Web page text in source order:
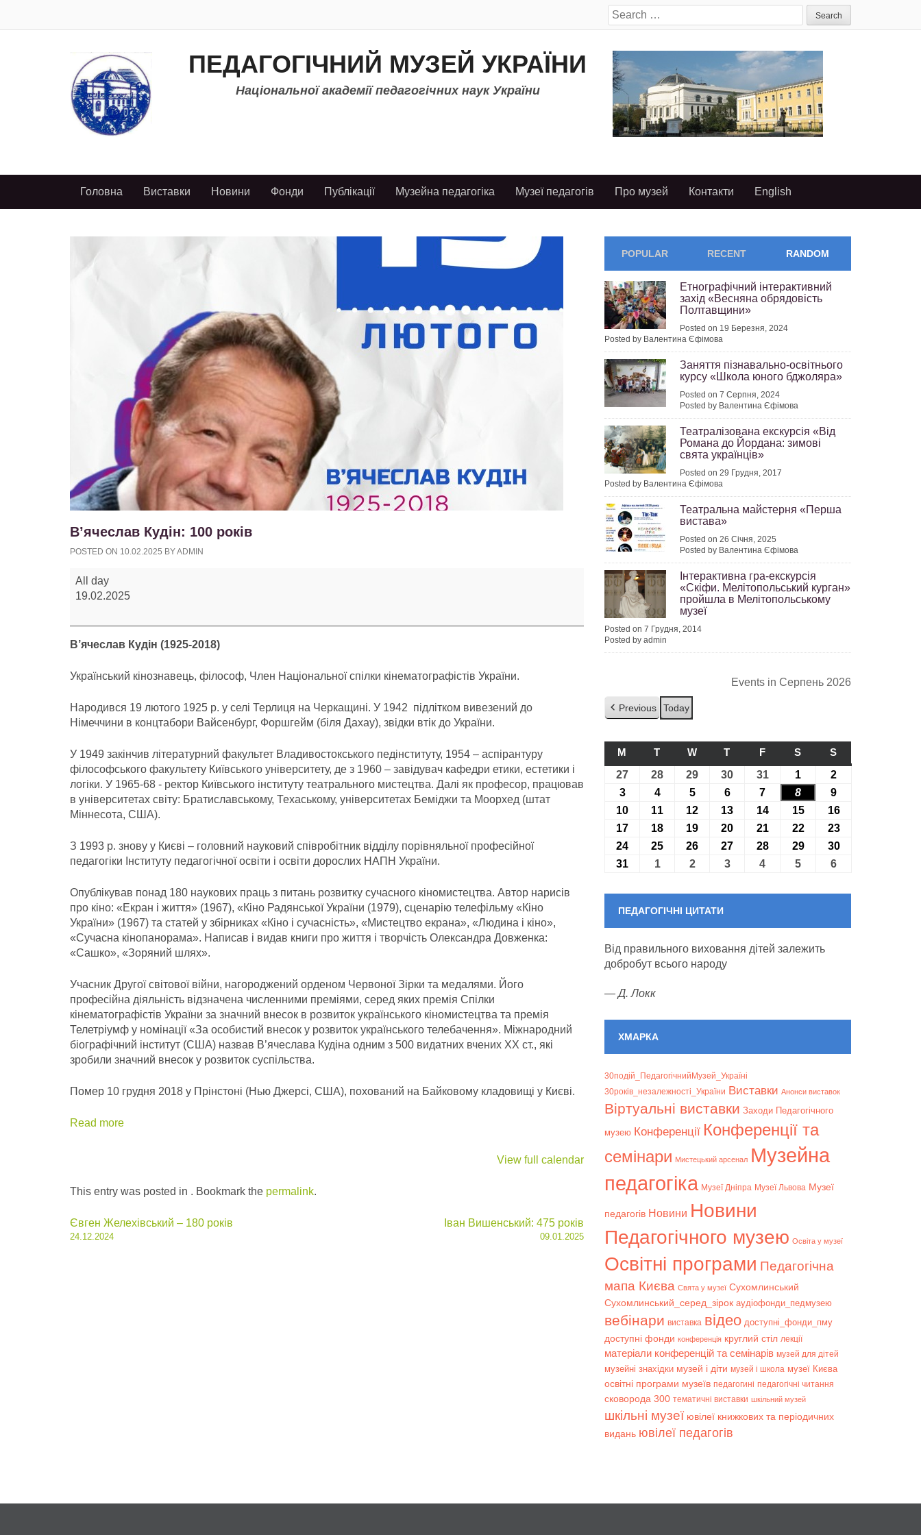
Search
for:
ПЕДАГОГІЧНИЙ МУЗЕЙ УКРАЇНИ
Національної академії педагогічних наук України
Головна Виставки Новини Фонди Публікації Музейна педагогіка Музеї педагогів Про музей Контакти English
В’ячеслав Кудін: 100 років
POSTED ON 10.02.2025 BYADMIN
В’ячеслав
Кудін:
All day
19.02.2025
В’ячеслав Кудін (1925-2018)
Український кінознавець, філософ, Член Національної спілки кінематографістів України.
Народився 19 лютого 1925 р. у селі Терлиця на Черкащині. У 1942 підлітком вивезений до
Німеччини в концтабори Вайсенбург, Форшгейм (біля Дахау), звідки втік до України.
У 1949 закінчив літературний факультет Владивостокського педінституту, 1954 – аспірантуру
філософського факультету Київського університету, де з 1960 – завідувач кафедри етики, естетики і
логіки. У 1965-68 - ректор Київського інституту театрального мистецтва. Далі як професор, працював
в університетах світу: Братиславському, Техаському, університетах Беміджи та Моорхед (штат
Міннесота, США).
З 1993 р. знову у Києві – головний науковий співробітник відділу порівняльної професійної
педагогіки Інституту педагогічної освіти і освіти дорослих НАПН України.
Опублікував понад 180 наукових праць з питань розвитку сучасного кіномистецтва. Автор нарисів
про кіно: «Екран і життя» (1967), «Кіно Радянської України (1979), сценарію телефільму «Кіно
України» (1967) та статей у збірниках «Кіно і сучасність», «Мистецтво екрана», «Людина і кіно»,
«Сучасна кінопанорама». Написав і видав книги про життя і творчість Олександра Довженка:
«Сашко», «Зоряний шлях».
Учасник Другої світової війни, нагороджений орденом Червоної Зірки та медалями. Його
професійна діяльність відзначена численними преміями, серед яких премія Спілки
кінематографістів України за значний внесок в розвиток українського кіномистецтва та премія
Телетріумф у номінації «За особистий внесок у розвиток українського телебачення». Міжнародний
біографічний інститут (США) назвав В’ячеслава Кудіна одним з 500 видатних вчених ХХ ст., які
зробили значний внесок у розвиток суспільства.
Помер 10 грудня 2018 у Прінстоні (Нью Джерсі, США), похований на Байковому кладовищі у Києві.
Read more
View full calendar
This entry was posted in . Bookmark the permalink.
Post
Євген Желехівський – 180 років
24.12.2024
Іван Вишенський: 475 років
09.01.2025
POPULAR RECENT RANDOM
Етнографічний інтерактивний
захід «Весняна обрядовість
Полтавщини»
Posted on 19 Березня, 2024
Posted by Валентина Єфімова
Заняття пізнавально-освітнього
курсу «Школа юного бджоляра»
Posted on 7 Серпня, 2024
Posted by Валентина Єфімова
Театралізована екскурсія «Від
Романа до Йордана: зимові
свята українців»
Posted on 29 Грудня, 2017
Posted by Валентина Єфімова
Театральна майстерня «Перша
вистава»
Posted on 26 Січня, 2025
Posted by Валентина Єфімова
Інтерактивна гра-екскурсія
«Скіфи. Мелітопольський курган»
пройшла в Мелітопольському
музеї
Posted on 7 Грудня, 2014
Posted by admin
Events in Серпень 2026
Previous Today
M ПОНЕДІЛОК
T ВІВТОРОК
WСЕРЕДА
T ЧЕТВЕР
FП’ЯТНИЦЯ
S СУБОТА
S
27 27.07.2026
28 28.07.2026
29 29.07.2026
30 30.07.2026
3131.07.2026
1 01.08.2026
2
303.08.2026
404.08.2026
505.08.2026
606.08.2026
7 07.08.2026
8 08.08.2026
9
10 10.08.2026
11 11.08.2026
12 12.08.2026
13 13.08.2026
1414.08.2026
1515.08.2026
1616.08.2026
17 17.08.2026
18 18.08.2026
19 19.08.2026
20 20.08.2026
2121.08.2026
2222.08.2026
2323.08.2026
24 24.08.2026
25 25.08.2026
26 26.08.2026
27 27.08.2026
2828.08.2026
2929.08.2026
3030.08.2026
31 31.08.2026
101.09.2026
202.09.2026
303.09.2026
4 04.09.2026
5 05.09.2026
6
ПЕДАГОГІЧНІ ЦИТАТИ
Від правильного виховання дітей залежить
добробут всього народу
—Д. Локк
ХМАРКА
30подій_ПедагогічнийМузей_Україні
30років_незалежності_України Bиставки Анонси виставок
Віртуальні виставки Заходи Педагогічного
музею Конференції Конференції та
семінари Мистецький арсенал Музейна
педагогіка Музеї Дніпра Музеї Львова Музеї
педагогів Новини Новини
Педагогічного музею Освіта у музеї
Освітні програми Педагогічна
мапа Києва Свята у музеї Сухомлинський
Сухомлинський_серед_зірок аудіофонди_педмузею
вебінари виставка відео доступні_фонди_пму
доступні фонди конференція круглий стіл лекції
матеріали конференцій та семінарів музей для дітей
музейні знахідки музей і діти музей і школа музеї Києва
освітні програми музеїв педагогині педагогічні читання
сковорода 300 тематичні виставки шкільний музей
шкільні музеї ювілеї книжкових та періодичних
видань ювілеї педагогів